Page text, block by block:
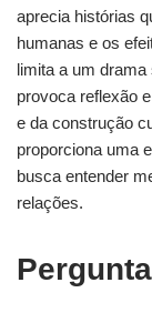
aprecia histórias
humanas e os
limita a um
provoca reflexão
e da construção
proporciona uma
busca entender
relações.